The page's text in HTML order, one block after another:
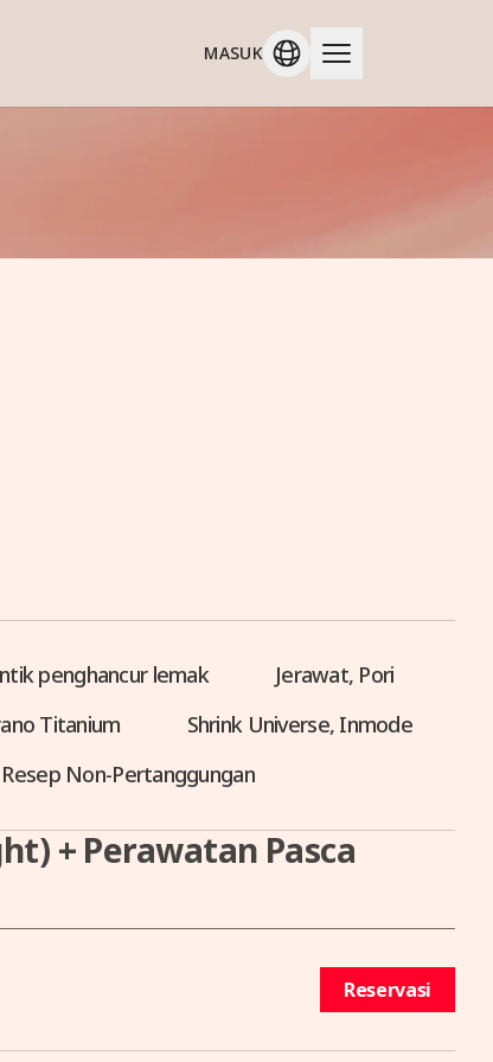
MASUK
penghancur lemak
Jerawat, Pori
Titanium
Shrink Universe, Inmode
Resep Non-Pertanggungan
+ Perawatan Pasca
Reservasi